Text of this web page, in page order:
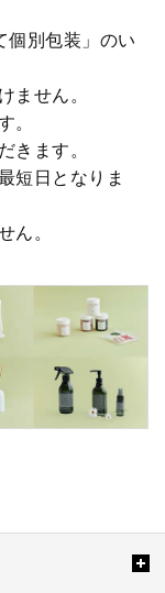
個別包装」のい
ません。
。
きます。
短日となりま
ん。